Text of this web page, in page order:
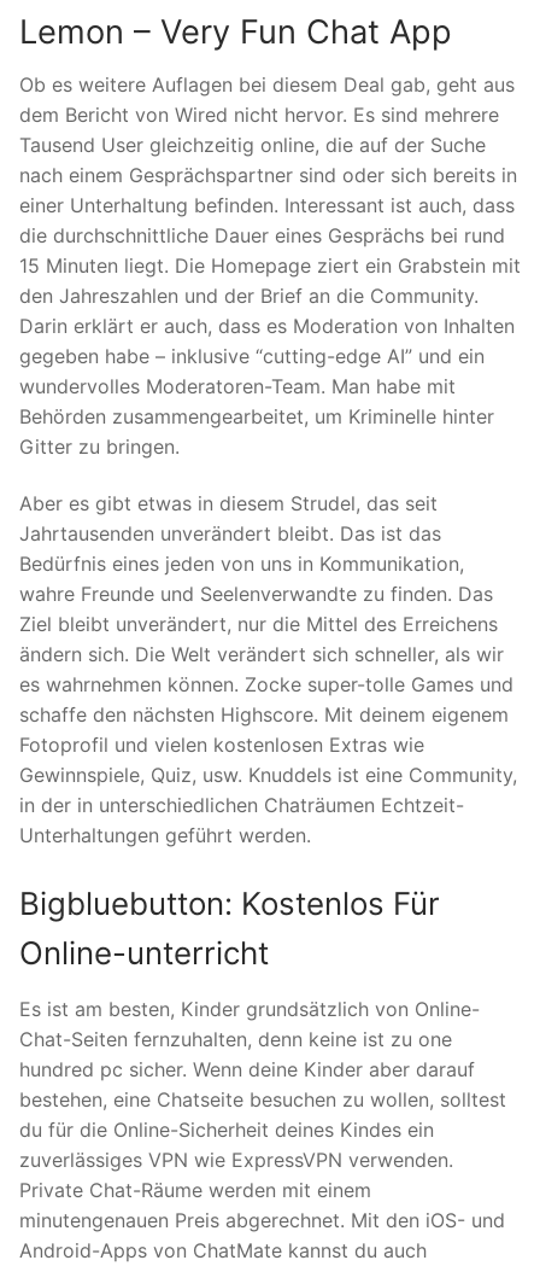
Lemon – Very Fun Chat App
Ob es weitere Auflagen bei diesem Deal gab, geht aus
dem Bericht von Wired nicht hervor. Es sind mehrere
Tausend User gleichzeitig online, die auf der Suche
nach einem Gesprächspartner sind oder sich bereits in
einer Unterhaltung befinden. Interessant ist auch, dass
die durchschnittliche Dauer eines Gesprächs bei rund
15 Minuten liegt. Die Homepage ziert ein Grabstein mit
den Jahreszahlen und der Brief an die Community.
Darin erklärt er auch, dass es Moderation von Inhalten
gegeben habe – inklusive “cutting-edge AI” und ein
wundervolles Moderatoren-Team. Man habe mit
Behörden zusammengearbeitet, um Kriminelle hinter
Gitter zu bringen.
Aber es gibt etwas in diesem Strudel, das seit
Jahrtausenden unverändert bleibt. Das ist das
Bedürfnis eines jeden von uns in Kommunikation,
wahre Freunde und Seelenverwandte zu finden. Das
Ziel bleibt unverändert, nur die Mittel des Erreichens
ändern sich. Die Welt verändert sich schneller, als wir
es wahrnehmen können. Zocke super-tolle Games und
schaffe den nächsten Highscore. Mit deinem eigenem
Fotoprofil und vielen kostenlosen Extras wie
Gewinnspiele, Quiz, usw. Knuddels ist eine Community,
in der in unterschiedlichen Chaträumen Echtzeit-
Unterhaltungen geführt werden.
Bigbluebutton: Kostenlos Für
Online-unterricht
Es ist am besten, Kinder grundsätzlich von Online-
Chat-Seiten fernzuhalten, denn keine ist zu one
hundred pc sicher. Wenn deine Kinder aber darauf
bestehen, eine Chatseite besuchen zu wollen, solltest
du für die Online-Sicherheit deines Kindes ein
zuverlässiges VPN wie ExpressVPN verwenden.
Private Chat-Räume werden mit einem
minutengenauen Preis abgerechnet. Mit den iOS- und
Android-Apps von ChatMate kannst du auch